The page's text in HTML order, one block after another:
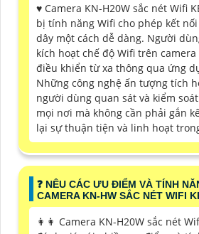
♥️ Camera KN-H20W sắc nét Wifi
bị tính năng Wifi cho phép kết
dây một cách dễ dàng. Người
kích hoạt chế độ Wifi trên
điều khiển từ xa thông qua ứng
Những công nghệ ấn tượng tích
người dùng quan sát và kiểm
mọi nơi mà không cần phải gắn
lại sự thuận tiện và linh hoạt
️❓ NÊU CÁC ƯU ĐIỂM VÀ TÍNH
CAMERA KN-HW SẮC NÉT WIFI
️👩‍👩 Camera KN-H20W sắc nét